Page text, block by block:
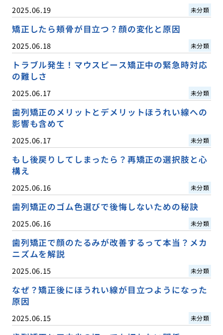
2025.06.19 未分類
矯正したら頬骨が目立つ？顔の変化と原因
2025.06.18 未分類
トラブル発生！マウスピース矯正中の緊急時対応
の難しさ
2025.06.17 未分類
歯列矯正のメリットとデメリットほうれい線への
影響も含めて
2025.06.17 未分類
もし後戻りしてしまったら？再矯正の選択肢と心
構え
2025.06.16 未分類
歯列矯正のゴム色選びで後悔しないための秘訣
2025.06.16 未分類
歯列矯正で顔のたるみが改善するって本当？メカ
ニズムを解説
2025.06.15 未分類
なぜ？矯正後にほうれい線が目立つようになった
原因
2025.06.15 未分類